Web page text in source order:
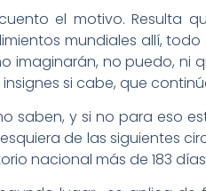
el motivo. Resulta
mundiales allí,
imaginarán, no puedo, ni
si cabe, que
saben, y si no para eso
de las siguientes
nacional más de 183